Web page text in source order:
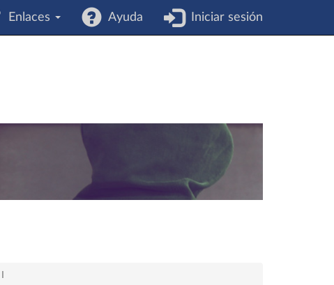
Enlaces Ayuda Iniciar sesión